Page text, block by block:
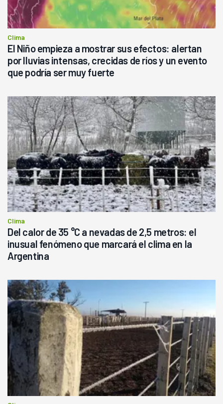
Clima
El Niño empieza a mostrar sus efectos: alertan
por lluvias intensas, crecidas de ríos y un evento
que podría ser muy fuerte
Clima
Del calor de 35 °C a nevadas de 2,5 metros: el
inusual fenómeno que marcará el clima en la
Argentina